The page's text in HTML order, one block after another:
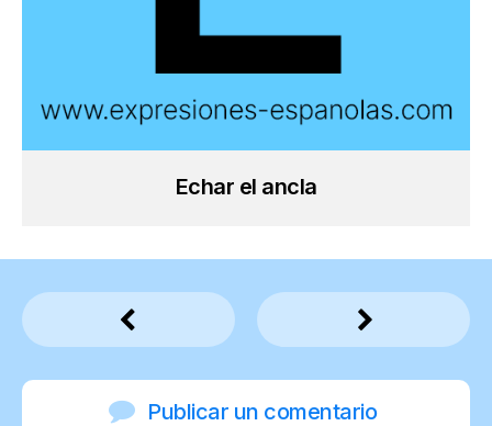
Echar el ancla
Publicar un comentario